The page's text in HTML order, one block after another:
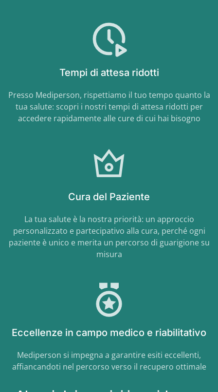
Tempi di attesa ridotti
Presso Mediperson, rispettiamo il tuo tempo quanto la
tua salute: scopri i nostri tempi di attesa ridotti per
accedere rapidamente alle cure di cui hai bisogno
Cura del Paziente
La tua salute è la nostra priorità: un approccio
personalizzato e partecipativo alla cura, perché ogni
paziente è unico e merita un percorso di guarigione su
misura
Eccellenze in campo medico e riabilitativo
Mediperson si impegna a garantire esiti eccellenti,
affiancandoti nel percorso verso il recupero ottimale